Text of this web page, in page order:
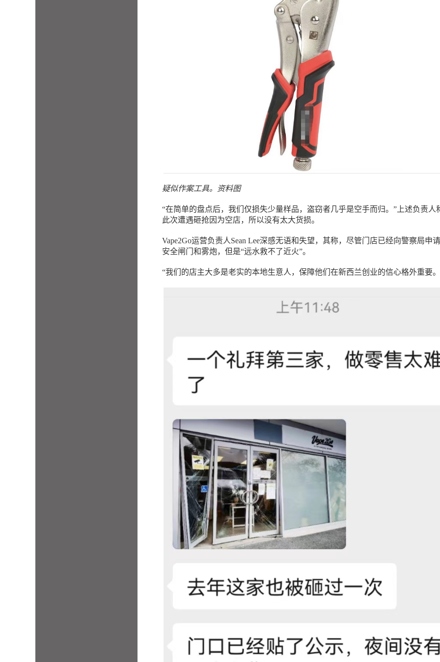
疑似作案工具。资料图
“在简单的盘点后，我们仅损失少量样品，盗窃者几乎是空手而归。”上述负责人
此次遭遇砸抢因为空店，所以没有太大货损。
Vape2Go运营负责人Sean Lee深感无语和失望，其称，尽管门店已经向警察局申
安全闸门和雾炮，但是“远水救不了近火”。
“我们的店主大多是老实的本地生意人，保障他们在新西兰创业的信心格外重要